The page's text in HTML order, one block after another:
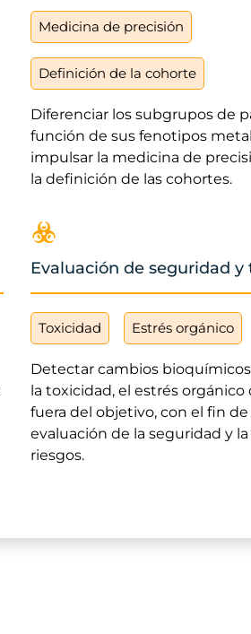
Medicina de precisión
Definición de la cohorte
Diferenciar los subgrupos de
función de sus fenotipos
impulsar la medicina de
la definición de las cohortes.
Evaluación de seguridad y
Toxicidad Estrés orgánico
Detectar cambios bioquímicos
la toxicidad, el estrés orgánico
fuera del objetivo, con el fin de
evaluación de la seguridad y
riesgos.